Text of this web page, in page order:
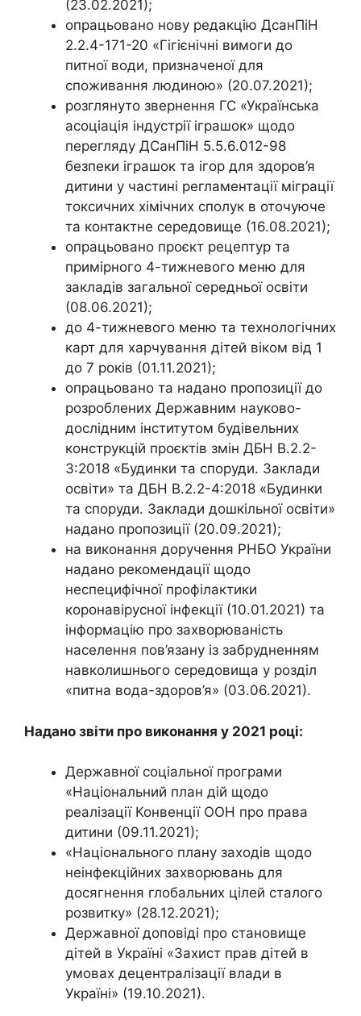
(23.02.2021);
опрацьовано нову редакцію ДсанПіН
2.2.4-171-20 «Гігієнічні вимоги до
питної води, призначеної для
споживання людиною» (20.07.2021);
розглянуто звернення ГС «Українська
асоціація індустрії іграшок» щодо
перегляду ДСанПіН 5.5.6.012-98
безпеки іграшок та ігор для здоров’я
дитини у частині регламентації міграції
токсичних хімічних сполук в оточуюче
та контактне середовище (16.08.2021);
опрацьовано проєкт рецептур та
примірного 4-тижневого меню для
закладів загальної середньої освіти
(08.06.2021);
до 4-тижневого меню та технологічних
карт для харчування дітей віком від 1
до 7 років (01.11.2021);
опрацьовано та надано пропозиції до
розроблених Державним науково-
дослідним інститутом будівельних
конструкцій проєктів змін ДБН В.2.2-
3:2018 «Будинки та споруди. Заклади
освіти» та ДБН В.2.2-4:2018 «Будинки
та споруди. Заклади дошкільної освіти»
надано пропозиції (20.09.2021);
на виконання доручення РНБО України
надано рекомендації щодо
неспецифічної профілактики
коронавірусної інфекції (10.01.2021) та
інформацію про захворюваність
населення пов’язану із забрудненням
навколишнього середовища у розділ
«питна вода-здоров’я» (03.06.2021).
Надано звіти про виконання у 2021 році:
Державної соціальної програми
«Національний план дій щодо
реалізації Конвенції ООН про права
дитини (09.11.2021);
«Національного плану заходів щодо
неінфекційних захворювань для
досягнення глобальних цілей сталого
розвитку» (28.12.2021);
Державної доповіді про становище
дітей в Україні «Захист прав дітей в
умовах децентралізації влади в
Україні» (19.10.2021).